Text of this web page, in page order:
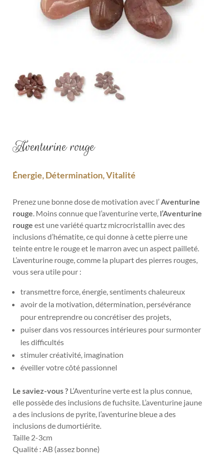
Aventurine rouge
Énergie, Détermination, Vitalité
Prenez une bonne dose de motivation avec l’ Aventurine
rouge . Moins connue que l’aventurine verte, l’Aventurine
rougeest une variété quartz microcristallin avec des
inclusions d’hématite, ce qui donne à cette pierre une
teinte entre le rouge et le marron avec un aspect pailleté.
L’aventurine rouge, comme la plupart des pierres rouges,
vous sera utile pour :
transmettre force, énergie, sentiments chaleureux
avoir de la motivation, détermination, persévérance
pour entreprendre ou concrétiser des projets,
puiser dans vos ressources intérieures pour surmonter
les difficultés
stimuler créativité, imagination
éveiller votre côté passionnel
Le saviez-vous ? L’Aventurine verte est la plus connue,
elle possède des inclusions de fuchsite. L’aventurine jaune
a des inclusions de pyrite, l’aventurine bleue a des
inclusions de dumortiérite.
Taille 2-3cm
Qualité : AB (assez bonne)